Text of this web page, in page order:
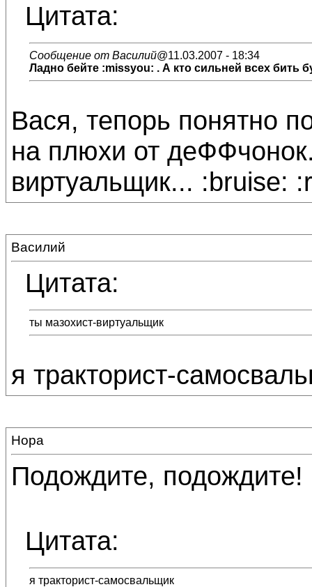
Цитата:
Сообщение от Василий@11.03.2007 - 18:34
Ладно бейте :missyou: . А кто сильней всех бить
Вася, тепорь понятно
на плюхи от
виртуальщик... :bruise:
Василий
Цитата:
ты мазохист-виртуальщик
я тракторист-
Нора
Подождите, подождите!
Цитата:
я тракторист-самосвальщик